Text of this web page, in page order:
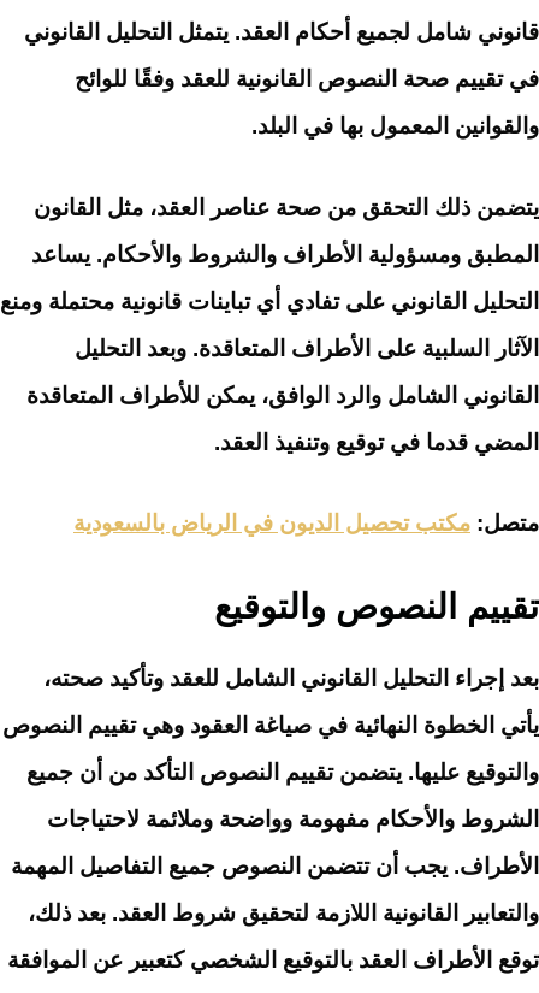
قانوني شامل لجميع أحكام العقد. يتمثل التحليل القانوني
في تقييم صحة النصوص القانونية للعقد وفقًا للوائح
والقوانين المعمول بها في البلد.
يتضمن ذلك التحقق من صحة عناصر العقد، مثل القانون
المطبق ومسؤولية الأطراف والشروط والأحكام. يساعد
التحليل القانوني على تفادي أي تباينات قانونية محتملة ومنع
الآثار السلبية على الأطراف المتعاقدة. وبعد التحليل
القانوني الشامل والرد الوافق، يمكن للأطراف المتعاقدة
المضي قدما في توقيع وتنفيذ العقد.
متصل: مكتب تحصيل الديون في الرياض بالسعودية
تقييم النصوص والتوقيع
بعد إجراء التحليل القانوني الشامل للعقد وتأكيد صحته،
يأتي الخطوة النهائية في صياغة العقود وهي تقييم النصوص
والتوقيع عليها. يتضمن تقييم النصوص التأكد من أن جميع
الشروط والأحكام مفهومة وواضحة وملائمة لاحتياجات
الأطراف. يجب أن تتضمن النصوص جميع التفاصيل المهمة
والتعابير القانونية اللازمة لتحقيق شروط العقد. بعد ذلك،
توقع الأطراف العقد بالتوقيع الشخصي كتعبير عن الموافقة